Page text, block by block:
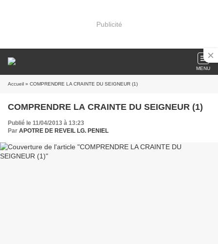
Publicité
MENU
Accueil » COMPRENDRE LA CRAINTE DU SEIGNEUR (1)
COMPRENDRE LA CRAINTE DU SEIGNEUR (1)
Publié le 11/04/2013 à 13:23
Par APOTRE DE REVEIL LG. PENIEL